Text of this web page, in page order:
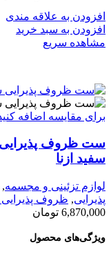
افزودن به علاقه مندی
افزودن به سبد خرید
مشاهده سریع
برای مقایسه اضافه
ست ظروف
سفید ازنا
لوازم تزئینی و مجسمه,
پذیرایی, ظروف
6,870,000 تومان
ویژگی‌های محصول